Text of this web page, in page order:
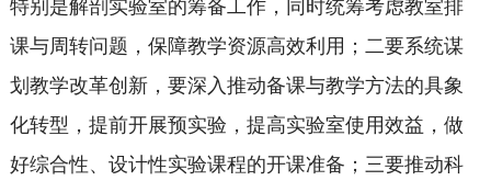
特别是解剖实验室的筹备工作，同时统筹考虑教室排
课与周转问题，保障教学资源高效利用；二要系统谋
划教学改革创新，要深入推动备课与教学方法的具象
化转型，提前开展预实验，提高实验室使用效益，做
好综合性、设计性实验课程的开课准备；三要推动科